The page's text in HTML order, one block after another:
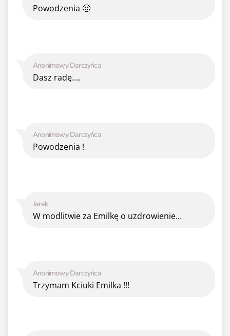
Anonimowy Darczyńca
Trzymam Kciuki Emilka !!!
Jarek
W modlitwie za Emilkę o uzdrowienie…
Anonimowy Darczyńca
Powodzenia !
Anonimowy Darczyńca
Dasz radę….
Powodzenia 🙂